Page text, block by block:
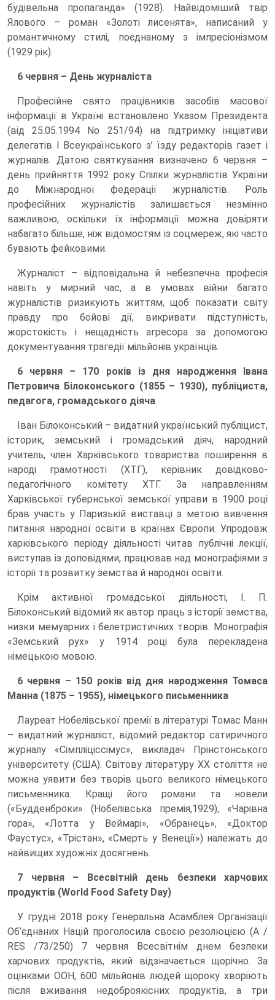
будівельна пропаганда» (1928). Найвідоміший твір
Ялового – роман «Золоті лисенята», написаний у
романтичному стилі, поєднаному з імпресіонізмом
(1929 рік).
6 червня – День журналіста
Професійне свято працівників засобів масової
інформації в Україні встановлено Указом Президента
(від 25.05.1994 No 251/94) на підтримку ініціативи
делегатів I Всеукраїнського з’ їзду редакторів газет і
журналів. Датою святкування визначено 6 червня –
день прийняття 1992 року Спілки журналістів України
до Міжнародної федерації журналістів. Роль
професійних журналістів залишається незмінно
важливою, оскільки їх інформації можна довіряти
набагато більше, ніж відомостям із соцмереж, які часто
бувають фейковими.
Журналіст – відповідальна й небезпечна професія
навіть у мирний час, а в умовах війни багато
журналістів ризикують життям, щоб показати світу
правду про бойові дії, викривати підступність,
жорстокість і нещадність агресора за допомогою
документування трагедії мільйонів українців.
6 червня – 170 років із дня народження Івана
Петровича Білоконського (1855 – 1930), публіциста,
педагога, громадського діяча
Іван Білоконський – видатний український публіцист,
історик, земський і громадський діяч, народний
учитель, член Харківського товариства поширення в
народі грамотності (ХТГ), керівник довідково-
педагогічного комітету ХТГ. За направленням
Харківської губернської земської управи в 1900 році
брав участь у Паризькій виставці з метою вивчення
питання народної освіти в країнах Європи. Упродовж
харківського періоду діяльності читав публічні лекції,
виступав із доповідями, працював над монографіями з
історії та розвитку земства й народної освіти.
Крім активної громадської діяльності, І. П.
Білоконський відомий як автор праць з історії земства,
низки мемуарних і белетристичних творів. Монографія
«Земський рух» у 1914 році була перекладена
німецькою мовою.
6 червня – 150 років від дня народження Томаса
Манна (1875 – 1955), німецького письменника
Лауреат Нобелівської премії в літературі Томас Манн
– видатний журналіст, відомий редактор сатиричного
журналу «Сімпліціссімус», викладач Прінстонського
університету (США). Світову літературу ХХ століття не
можна уявити без творів цього великого німецького
письменника. Кращі його романи та новели
(«Будденброки» (Нобелівська премія,1929), «Чарівна
гора», «Лотта у Веймарі», «Обранець», «Доктор
Фаустус», «Трістан», «Смерть у Венеції») належать до
найвищих художніх досягнень.
7 червня – Всесвітній день безпеки харчових
продуктів (World Food Safety Day)
У грудні 2018 року Генеральна Асамблея Організації
Об’єднаних Націй проголосила своєю резолюцією (А /
RES /73/250) 7 червня Всесвітнім днем безпеки
харчових продуктів, який відзначається щорічно. За
оцінками ООН, 600 мільйонів людей щороку хворіють
після вживання недоброякісних продуктів, а три